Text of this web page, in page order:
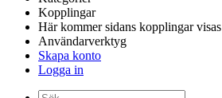
Kopplingar
Här kommer sidans kopplingar visas
Användarverktyg
Skapa konto
Logga in